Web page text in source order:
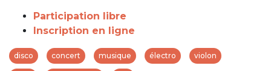
Participation libre
Inscription en ligne
disco concert musique électro violon